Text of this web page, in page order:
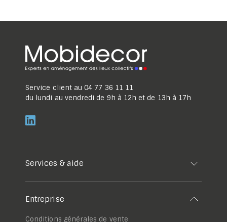
Service client au 04 77 36 11 11
du lundi au vendredi de 9h à 12h et de 13h à 17h
Services & aide
Entreprise
Conditions générales de vente